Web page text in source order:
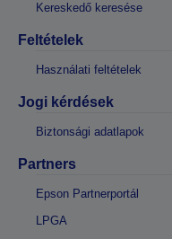
Kereskedő keresése
Feltételek
Használati feltételek
Jogi kérdések
Biztonsági adatlapok
Partners
Epson Partnerportál
LPGA